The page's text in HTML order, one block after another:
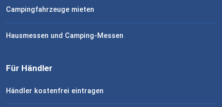
Campingfahrzeuge mieten
Hausmessen und Camping-Messen
Für Händler
Händler kostenfrei eintragen